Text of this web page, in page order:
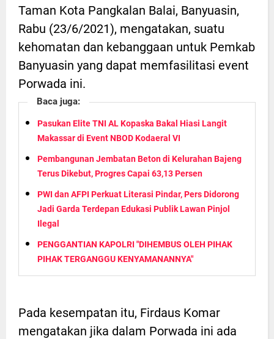
Taman Kota Pangkalan Balai, Banyuasin,
Rabu (23/6/2021), mengatakan, suatu
kehomatan dan kebanggaan untuk Pemkab
Banyuasin yang dapat memfasilitasi event
Porwada ini.
Baca juga:
Pasukan Elite TNI AL Kopaska Bakal Hiasi Langit
Makassar di Event NBOD Kodaeral VI
Pembangunan Jembatan Beton di Kelurahan Bajeng
Terus Dikebut, Progres Capai 63,13 Persen
PWI dan AFPI Perkuat Literasi Pindar, Pers Didorong
Jadi Garda Terdepan Edukasi Publik Lawan Pinjol
Ilegal
PENGGANTIAN KAPOLRI "DIHEMBUS OLEH PIHAK
PIHAK TERGANGGU KENYAMANANNYA"
Pada kesempatan itu, Firdaus Komar
mengatakan jika dalam Porwada ini ada